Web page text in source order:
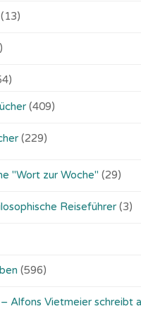
(13)
(409)
(229)
"Wort zur Woche" (29)
Reiseführer (3)
(596)
Alfons Vietmeier schreibt